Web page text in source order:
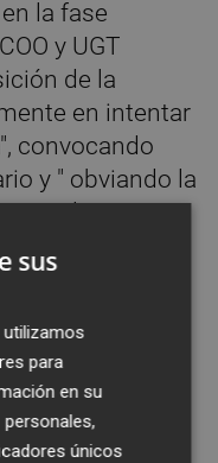
la fase
y UGT
de la
en intentar
convocando
y " obviando la
en la
por parte de
desde
han dado
quería
sus
para
en su
únicos